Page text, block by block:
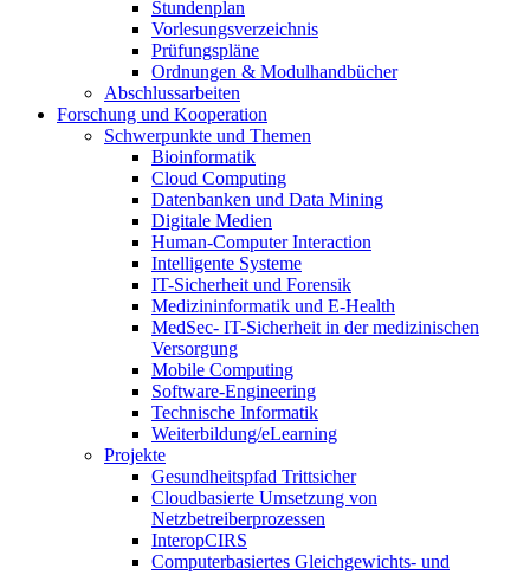
Stundenplan
Vorlesungsverzeichnis
Prüfungspläne
Ordnungen & Modulhandbücher
Abschlussarbeiten
Forschung und Kooperation
Schwerpunkte und Themen
Bioinformatik
Cloud Computing
Datenbanken und Data Mining
Digitale Medien
Human-Computer Interaction
Intelligente Systeme
IT-Sicherheit und Forensik
Medizininformatik und E-Health
MedSec- IT-Sicherheit in der medizinischen
Versorgung
Mobile Computing
Software-Engineering
Technische Informatik
Weiterbildung/eLearning
Projekte
Gesundheitspfad Trittsicher
Cloudbasierte Umsetzung von
Netzbetreiberprozessen
InteropCIRS
Computerbasiertes Gleichgewichts- und